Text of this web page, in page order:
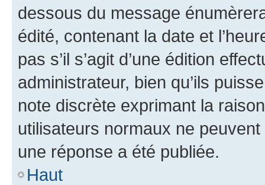
dessous du message
édité, contenant la date et
pas s’il s’agit d’une édition
administrateur, bien qu’ils
note discrète exprimant la
utilisateurs normaux ne
une réponse a été publiée.
Haut